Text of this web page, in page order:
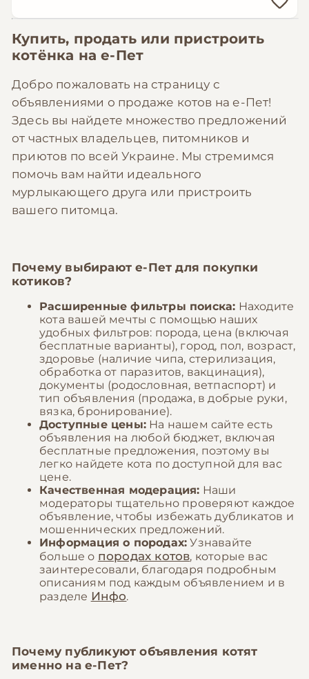
Купить, продать или пристроить
котёнка нае-Пет
Добро пожаловать на страницу с
объявлениями о продаже котов на е-Пет!
Здесь вы найдете множество предложений
от частных владельцев, питомников и
приютов по всей Украине. Мы стремимся
помочь вам найти идеального
мурлыкающего друга или пристроить
вашего питомца.
Почему выбираюте-Пет для покупки
котиков?
Расширенные фильтры поиска: Находите
кота вашей мечты с помощью наших
удобных фильтров: порода, цена (включая
бесплатные варианты), город, пол, возраст,
здоровье (наличие чипа, стерилизация,
обработка от паразитов, вакцинация),
документы (родословная, ветпаспорт) и
тип объявления (продажа, в добрые руки,
вязка, бронирование).
Доступные цены: На нашем сайте есть
объявления на любой бюджет, включая
бесплатные предложения, поэтому вы
легко найдете кота по доступной для вас
цене.
Качественная модерация: Наши
модераторы тщательно проверяют каждое
объявление, чтобы избежать дубликатов и
мошеннических предложений.
Информация о породах: Узнавайте
больше о породах котов, которые вас
заинтересовали, благодаря подробным
описаниям под каждым объявлением и в
разделе Инфо.
Почему публикуют объявления котят
именно на е-Пет?